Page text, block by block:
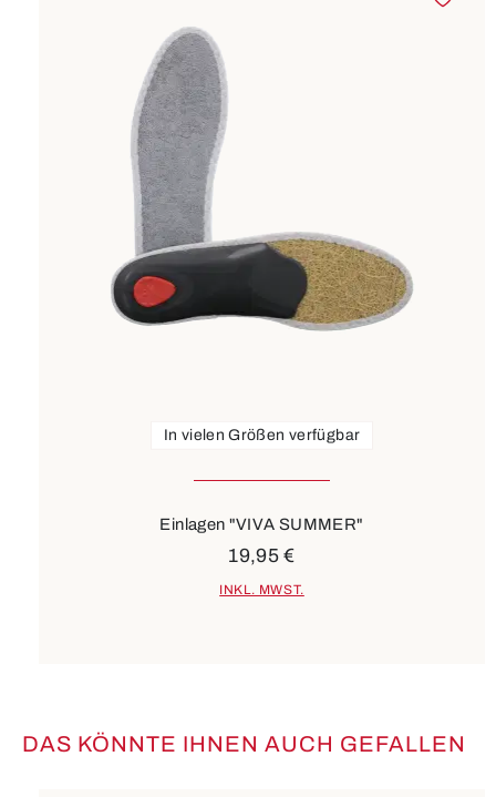
In vielen Größen verfügbar
Einlagen "VIVA SUMMER"
19,95 €
INKL. MWST.
Produktgalerie überspringen
DAS KÖNNTE IHNEN AUCH GEFALLEN